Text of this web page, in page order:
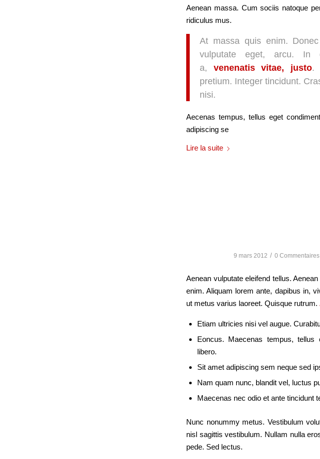
Aenean massa. Cum sociis natoque
ridiculus mus.
At massa quis enim.
vulputate eget, arcu. In
a, venenatis vitae, justo.
pretium. Integer tincidunt.
nisi.
Aecenas tempus, tellus eget
adipiscing se
Lire la suite
9 mars 2012 / 0 Commentaires
Aenean vulputate eleifend tellus.
enim. Aliquam lorem ante, dapibus in,
ut metus varius laoreet. Quisque rutrum.
Etiam ultricies nisi vel augue.
Eoncus. Maecenas tempus,
libero.
Sit amet adipiscing sem neque sed
Nam quam nunc, blandit vel, luctus
Maecenas nec odio et ante tincidunt
Nunc nonummy metus. Vestibulum
nisl sagittis vestibulum. Nullam nulla
pede. Sed lectus.